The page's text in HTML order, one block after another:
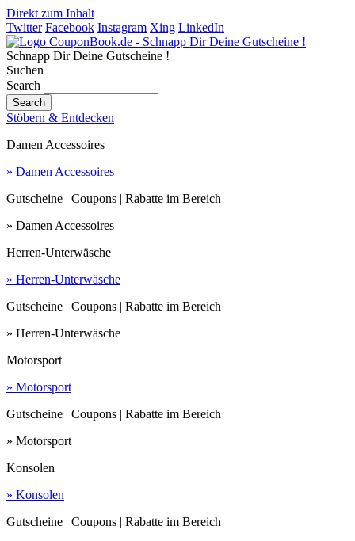
Direkt zum Inhalt
Twitter Facebook Instagram Xing LinkedIn
Schnapp Dir Deine Gutscheine !
Suchen
Search
Stöbern & Entdecken
Damen Accessoires
» Damen Accessoires
Gutscheine | Coupons | Rabatte im Bereich
» Damen Accessoires
Herren-Unterwäsche
» Herren-Unterwäsche
Gutscheine | Coupons | Rabatte im Bereich
» Herren-Unterwäsche
Motorsport
» Motorsport
Gutscheine | Coupons | Rabatte im Bereich
» Motorsport
Konsolen
» Konsolen
Gutscheine | Coupons | Rabatte im Bereich